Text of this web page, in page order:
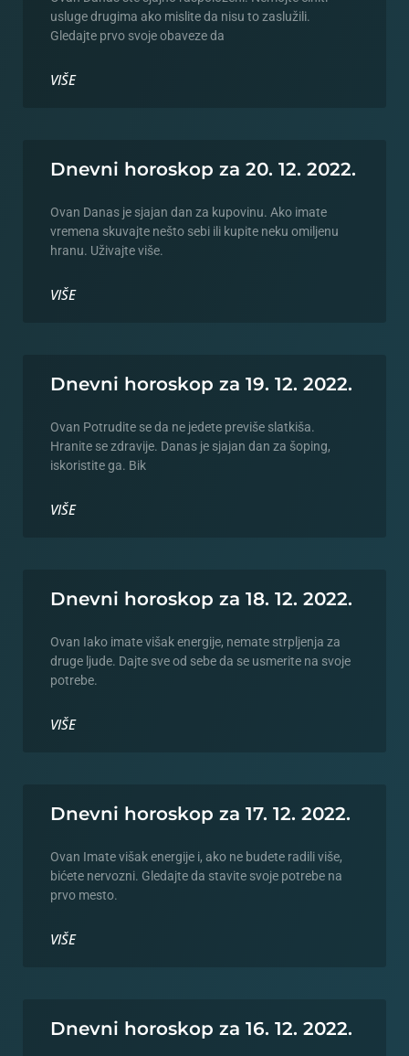
usluge drugima ako mislite da nisu to zaslužili.
Gledajte prvo svoje obaveze da
VIŠE
Dnevni horoskop za 20. 12. 2022.
Ovan Danas je sjajan dan za kupovinu. Ako imate
vremena skuvajte nešto sebi ili kupite neku omiljenu
hranu. Uživajte više.
VIŠE
Dnevni horoskop za 19. 12. 2022.
Ovan Potrudite se da ne jedete previše slatkiša.
Hranite se zdravije. Danas je sjajan dan za šoping,
iskoristite ga. Bik
VIŠE
Dnevni horoskop za 18. 12. 2022.
Ovan Iako imate višak energije, nemate strpljenja za
druge ljude. Dajte sve od sebe da se usmerite na svoje
potrebe.
VIŠE
Dnevni horoskop za 17. 12. 2022.
Ovan Imate višak energije i, ako ne budete radili više,
bićete nervozni. Gledajte da stavite svoje potrebe na
prvo mesto.
VIŠE
Dnevni horoskop za 16. 12. 2022.